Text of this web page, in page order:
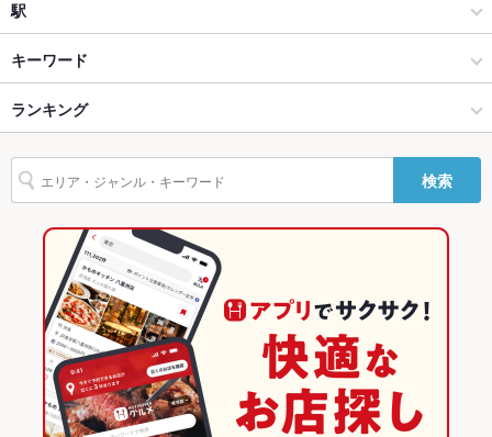
Wi-Fi
バリアフリ
ー
駐車場
英語メニュ
ー
その他設備 －
飲み放題 あり
食べ放題 なし
ワイン充実
フレンチ
福井市 × イタリアン・フレンチ
福井市 × フレンチ
福井駅 × イタリアン・フレンチ
福井駅 × フレンチ
洋・和洋・各国料理・その他
福井市 × 居酒屋
福井市 × 洋・和洋・各国料理・その他
福井駅
福井駅 × イタリアン・フレンチ
福井駅 × フレンチ
福井駅 × 居酒屋
福井駅 × 洋・和洋・各国料理・その他
福井 × イタリアン・フレンチ
福井 × フレンチ
福井 × 居酒屋
駅
福井駅
キーワード
手羽先 エビ料理
アヒージョ 生ハム チーズケーキ
ランキング
福井のグルメランキング
福井のイタリアン・フレンチランキング
福井市のグルメランキング
福井市のイタリアン・フレンチランキング
福井駅のグルメランキング
福井駅のイタリアン・フレンチランキング
検索